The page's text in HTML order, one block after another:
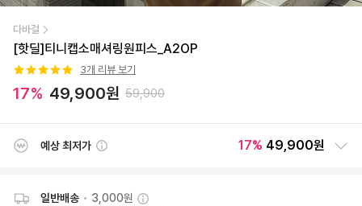
다바걸
[핫딜]티니캡소매셔링원피스_A2OP
3개 리뷰 보기
17% 49,900원 59,900
예상 최저가 17% 49,900원
일반배송 • 3,000원